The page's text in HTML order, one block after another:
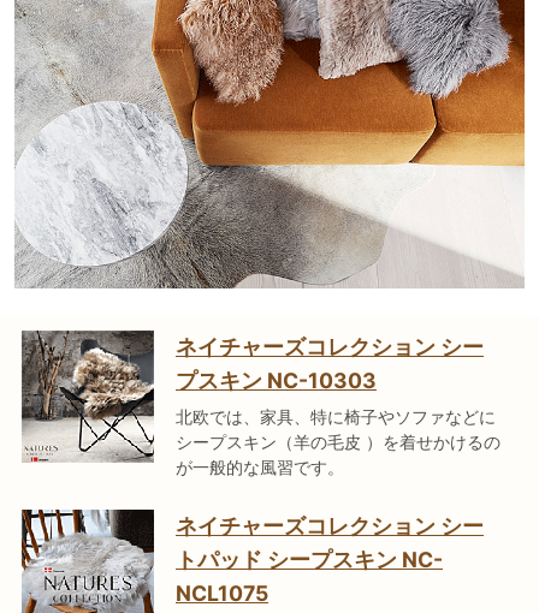
ネイチャーズコレクション シー
プスキン NC-10303
北欧では、家具、特に椅子やソファなどに
シープスキン（羊の毛皮 ）を着せかけるの
が一般的な風習です。
ネイチャーズコレクション シー
トパッド シープスキン NC-
NCL1075